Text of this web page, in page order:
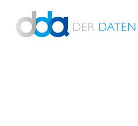
Inhalt
springen